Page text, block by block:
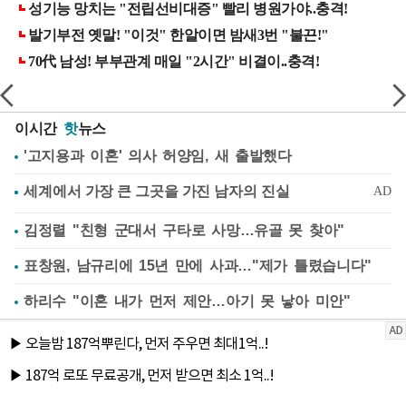
이시간 핫뉴스
'고지용과 이혼' 의사 허양임, 새 출발했다
김정렬 "친형 군대서 구타로 사망…유골 못 찾아"
표창원, 남규리에 15년 만에 사과…"제가 틀렸습니다"
하리수 "이혼 내가 먼저 제안…아기 못 낳아 미안"